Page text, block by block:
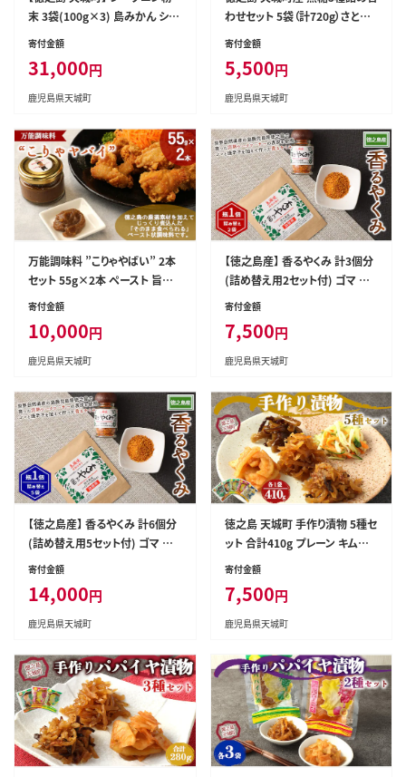
末 3袋(100g×3) 島みかん シー
クワァーサー
寄付金額
31,000円
鹿児島県天城町
わせセット 5袋（計720g）さとうき
び 黒砂糖 AS-1-N
寄付金額
5,500円
鹿児島県天城町
万能調味料 ”こりゃやばい” 2本
セット 55g×2本 ペースト 旨味
調味料 BK-1-N
寄付金額
10,000円
鹿児島県天城町
【徳之島産】 香るやくみ 計3個分
(詰め替え用2セット付) ゴマ 唐
辛子 シークワーサー 万能 調味
寄付金額
7,500円
鹿児島県天城町
【徳之島産】 香るやくみ 計6個分
(詰め替え用5セット付) ゴマ 唐
辛子 シークワーサー 万能 調味
寄付金額
14,000円
鹿児島県天城町
徳之島 天城町 手作り漬物 5種セ
ット 合計410g プレーン キムチ
佃煮 つわぶき パパイヤ
寄付金額
7,500円
鹿児島県天城町